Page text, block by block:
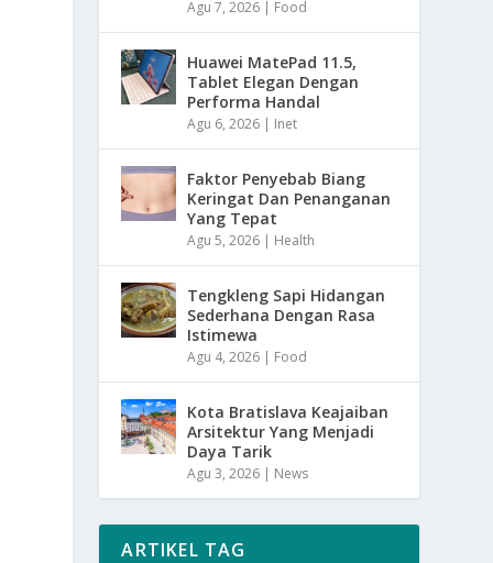
Agu 7, 2026 | Food
Huawei MatePad 11.5,
Tablet Elegan Dengan
Performa Handal
Agu 6, 2026 | Inet
Faktor Penyebab Biang
Keringat Dan Penanganan
Yang Tepat
Agu 5, 2026 | Health
Tengkleng Sapi Hidangan
Sederhana Dengan Rasa
Istimewa
Agu 4, 2026 | Food
Kota Bratislava Keajaiban
Arsitektur Yang Menjadi
Daya Tarik
Agu 3, 2026 | News
ARTIKEL TAG